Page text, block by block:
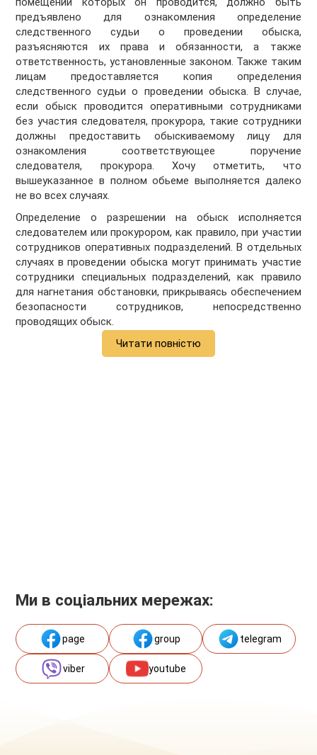
предъявлено для ознакомления определение
следственного судьи о проведении обыска,
разъясняются их права и обязанности, а также
ответственность, установленные законом. Также таким
лицам предоставляется копия определения
следственного судьи о проведении обыска. В случае,
если обыск проводится оперативными сотрудниками
без участия следователя, прокурора, такие сотрудники
должны предоставить обыскиваемому лицу для
ознакомления соответствующее поручение
следователя, прокурора. Хочу отметить, что
вышеуказанное в полном обьеме выполняется далеко
не во всех случаях.
Определение о разрешении на обыск исполняется
следователем или прокурором, как правило, при участии
сотрудников оперативных подразделений. В отдельных
случаях в проведении обыска могут принимать участие
сотрудники специальных подразделений, как правило
для нагнетания обстановки, прикрываясь обеспечением
безопасности сотрудников, непосредственно
проводящих обыск.
Читати повністю
Ми в соціальних мережах:
page group telegram
viber youtube